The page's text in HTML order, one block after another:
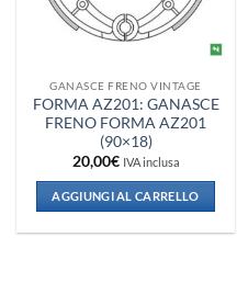
GANASCE FRENO VINTAGE
FORMA AZ201: GANASCE
FRENO FORMA AZ201
(90×18)
20,00€ IVA inclusa
AGGIUNGI AL CARRELLO